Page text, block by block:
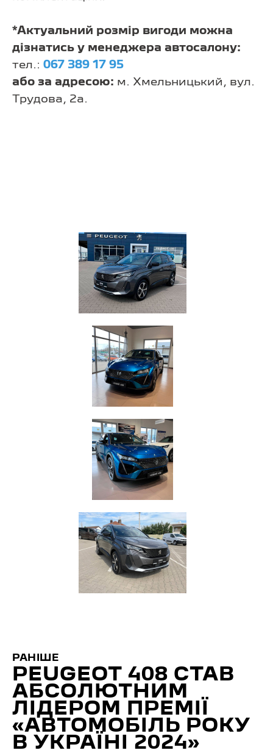
*Актуальний розмір вигоди можна
дізнатись у менеджера автосалону:
тел.: 067 389 17 95
або за адресою: м. Хмельницький, вул.
Трудова, 2а.
РАНІШЕ
PEUGEOT 408 СТАВ
АБСОЛЮТНИМ
ЛІДЕРОМ ПРЕМІЇ
«АВТОМОБІЛЬ РОКУ
В УКРАЇНІ 2024»